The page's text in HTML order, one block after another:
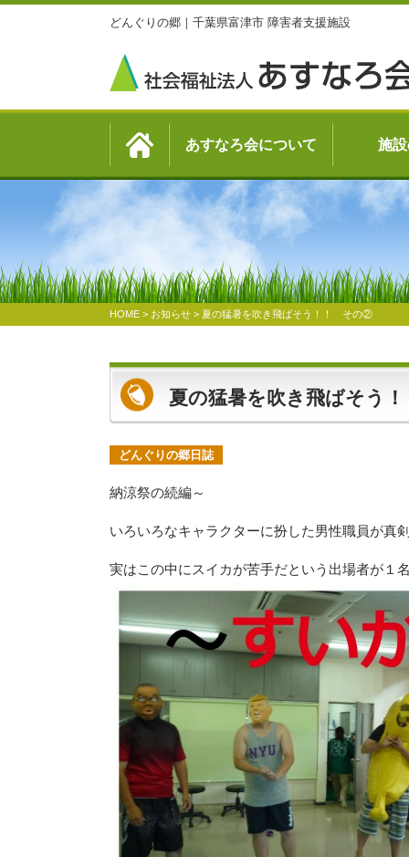
どんぐりの郷｜千葉県富津市 障害者支援施設
あすなろ会について 施
HOME > お知らせ > 夏の猛暑を吹き飛ばそう！！ その②
夏の猛暑を吹き飛ばそう
どんぐりの郷日誌
納涼祭の続編～
いろいろなキャラクターに扮した男性職員が真
実はこの中にスイカが苦手だという出場者が１